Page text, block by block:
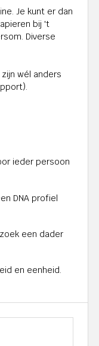
Je kunt er dan
bij 't
Diverse
wél anders
ieder persoon
DNA profiel
een dader
en eenheid.